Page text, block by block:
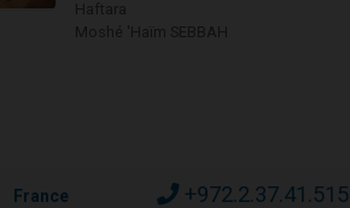
France +972.2.37.41.515